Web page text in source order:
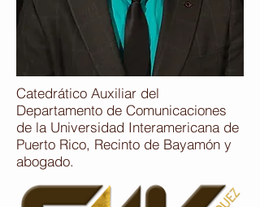
Catedrático Auxiliar del
Departamento de Comunicaciones
de la Universidad Interamericana de
Puerto Rico, Recinto de Bayamón y
abogado.